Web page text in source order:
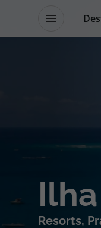
Voos
Hotéis
Resorts,